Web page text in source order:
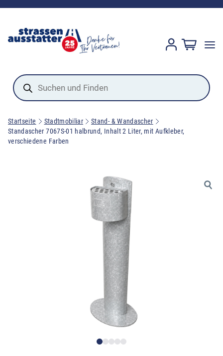
Products
search
Startseite Stadtmobiliar
Stand- & Wandascher
Standascher 7067S-01 halbrund, Inhalt 2 Liter, mit Aufkleber,
verschiedene Farben